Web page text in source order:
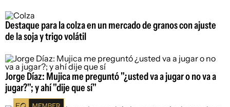
Destaque para la colza en un mercado de granos con ajuste
de la soja y trigo volátil
Jorge Díaz: Mujica me preguntó "¿usted va a jugar o no va a
jugar?"; y ahí "dije que sí"